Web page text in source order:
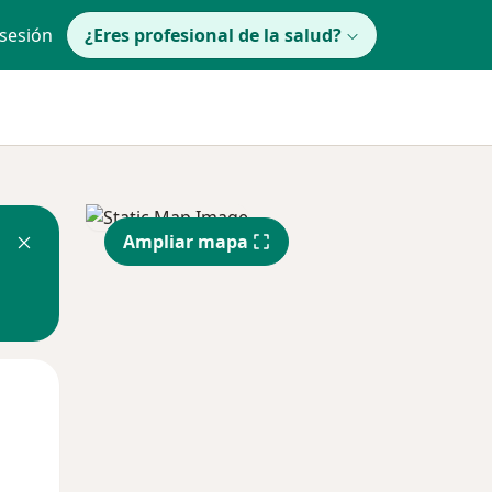
¿Eres profesional de la salud?
Ampliar mapa